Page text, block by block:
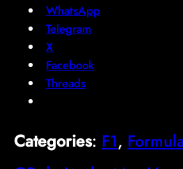
WhatsApp
Telegram
X
Facebook
Threads
Categories: F1,